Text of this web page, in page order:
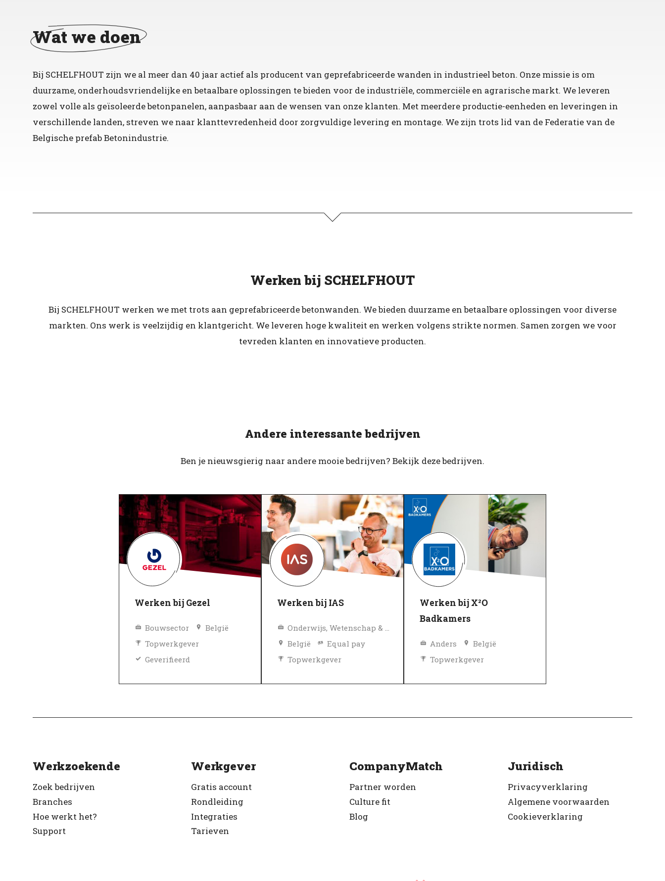
Wat we doen
Bij SCHELFHOUT zijn we al meer dan 40 jaar actief als producent van geprefabriceerde wanden in industrieel beton. Onze missie is om
duurzame, onderhoudsvriendelijke en betaalbare oplossingen te bieden voor de industriële, commerciële en agrarische markt. We leveren
zowel volle als geïsoleerde betonpanelen, aanpasbaar aan de wensen van onze klanten. Met meerdere productie-eenheden en leveringen in
verschillende landen, streven we naar klanttevredenheid door zorgvuldige levering en montage. We zijn trots lid van de Federatie van de
Belgische prefab Betonindustrie.
Werken bij SCHELFHOUT
Bij SCHELFHOUT werken we met trots aan geprefabriceerde betonwanden. We bieden duurzame en betaalbare oplossingen voor diverse
markten. Ons werk is veelzijdig en klantgericht. We leveren hoge kwaliteit en werken volgens strikte normen. Samen zorgen we voor
tevreden klanten en innovatieve producten.
Andere interessante bedrijven
Ben je nieuwsgierig naar andere mooie bedrijven? Bekijk deze bedrijven.
Werken bij Gezel
Bouwsector
België
Topwerkgever
Geverifieerd
Werken bij IAS
België
Equal pay
Topwerkgever
Werken bij X²O
Badkamers
Anders
België
Topwerkgever
Werkzoekende
Zoek bedrijven
Branches
Hoe werkt het?
Support
Werkgever
Gratis account
Rondleiding
Integraties
Tarieven
CompanyMatch
Partner worden
Culture fit
Blog
Juridisch
Privacyverklaring
Algemene voorwaarden
Cookieverklaring